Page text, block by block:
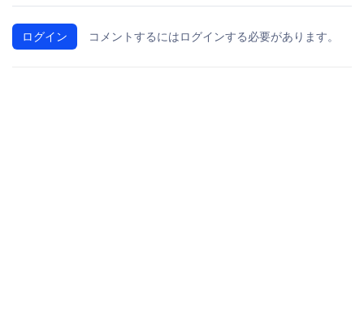
ログイン コメントするにはログインする必要があります。